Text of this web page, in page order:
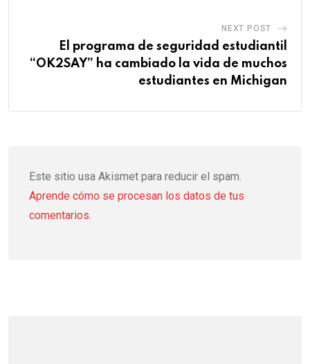
NEXT POST
El programa de seguridad estudiantil
“OK2SAY” ha cambiado la vida de muchos
estudiantes en Michigan
Este sitio usa Akismet para reducir el spam.
Aprende cómo se procesan los datos de tus
comentarios.